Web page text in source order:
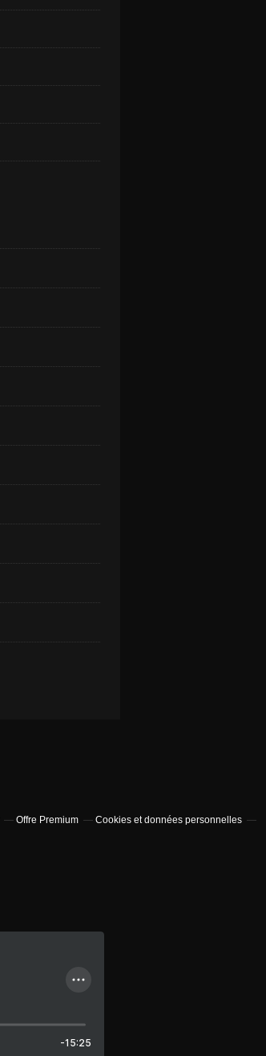
Offre Premium
Cookies et données personnelles
-15:25